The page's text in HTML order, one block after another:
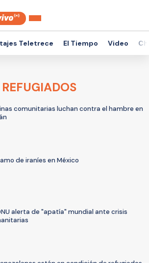
Teletrece El Tiempo Video
REFUGIADOS
comunitarias luchan contra el hambre en
de iraníes en México
alerta de "apatía" mundial ante crisis